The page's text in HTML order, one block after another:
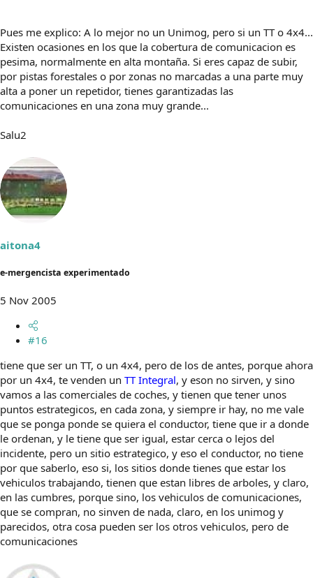
Pues me explico: A lo mejor no un Unimog, pero si un TT o 4x4...
Existen ocasiones en los que la cobertura de comunicacion es
pesima, normalmente en alta montaña. Si eres capaz de subir,
por pistas forestales o por zonas no marcadas a una parte muy
alta a poner un repetidor, tienes garantizadas las
comunicaciones en una zona muy grande...
Salu2
aitona4
e-mergencista experimentado
5 Nov 2005
#16
tiene que ser un TT, o un 4x4, pero de los de antes, porque ahora
por un 4x4, te venden un TT Integral, y eson no sirven, y sino
vamos a las comerciales de coches, y tienen que tener unos
puntos estrategicos, en cada zona, y siempre ir hay, no me vale
que se ponga ponde se quiera el conductor, tiene que ir a donde
le ordenan, y le tiene que ser igual, estar cerca o lejos del
incidente, pero un sitio estrategico, y eso el conductor, no tiene
por que saberlo, eso si, los sitios donde tienes que estar los
vehiculos trabajando, tienen que estan libres de arboles, y claro,
en las cumbres, porque sino, los vehiculos de comunicaciones,
que se compran, no sinven de nada, claro, en los unimog y
parecidos, otra cosa pueden ser los otros vehiculos, pero de
comunicaciones